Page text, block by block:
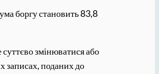
боргу становить 83,8
змінюватися або
записах, поданих до